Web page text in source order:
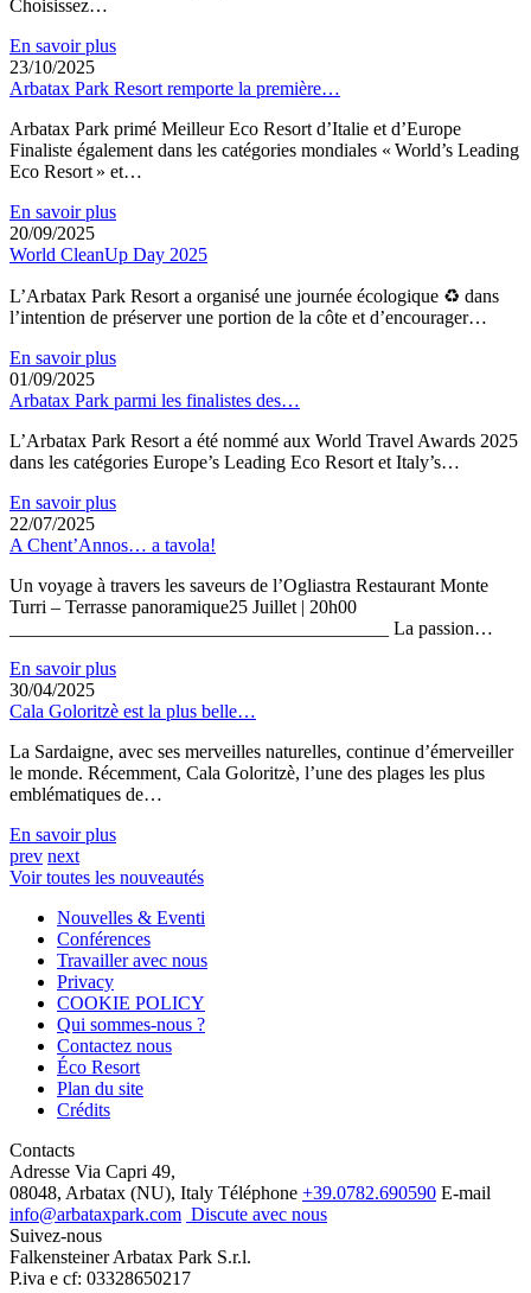
Choisissez…
En savoir plus
23/10/2025
Arbatax Park Resort remporte la première…
Arbatax Park primé Meilleur Eco Resort d’Italie et d’Europe
Finaliste également dans les catégories mondiales « World’s Leading
Eco Resort » et…
En savoir plus
20/09/2025
World CleanUp Day 2025
L’Arbatax Park Resort a organisé une journée écologique ♻ dans
l’intention de préserver une portion de la côte et d’encourager…
En savoir plus
01/09/2025
Arbatax Park parmi les finalistes des…
L’Arbatax Park Resort a été nommé aux World Travel Awards 2025
dans les catégories Europe’s Leading Eco Resort et Italy’s…
En savoir plus
22/07/2025
A Chent’Annos… a tavola!
Un voyage à travers les saveurs de l’Ogliastra Restaurant Monte
Turri – Terrasse panoramique25 Juillet | 20h00
________________________________________ La passion…
En savoir plus
30/04/2025
Cala Goloritzè est la plus belle…
La Sardaigne, avec ses merveilles naturelles, continue d’émerveiller
le monde. Récemment, Cala Goloritzè, l’une des plages les plus
emblématiques de…
En savoir plus
prev next
Voir toutes les nouveautés
Nouvelles & Eventi
Conférences
Travailler avec nous
Privacy
COOKIE POLICY
Qui sommes-nous ?
Contactez nous
Éco Resort
Plan du site
Crédits
Contacts
Adresse Via Capri 49,
08048, Arbatax (NU), Italy Téléphone +39.0782.690590 E-mail
info@arbataxpark.com Discute avec nous
Suivez-nous
Falkensteiner Arbatax Park S.r.l.
P.iva e cf: 03328650217